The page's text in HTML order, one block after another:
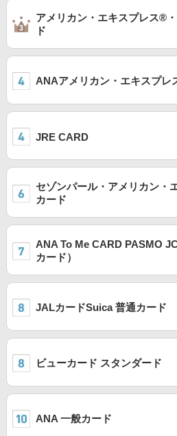
アメリカン・エキスプレス®
ド
ANAアメリカン・エキスプレ
JRE CARD
セゾンパール・アメリカン・
カード
ANA To Me CARD PASMO
カード）
JALカードSuica 普通カード
ビューカード スタンダード
ANA 一般カード